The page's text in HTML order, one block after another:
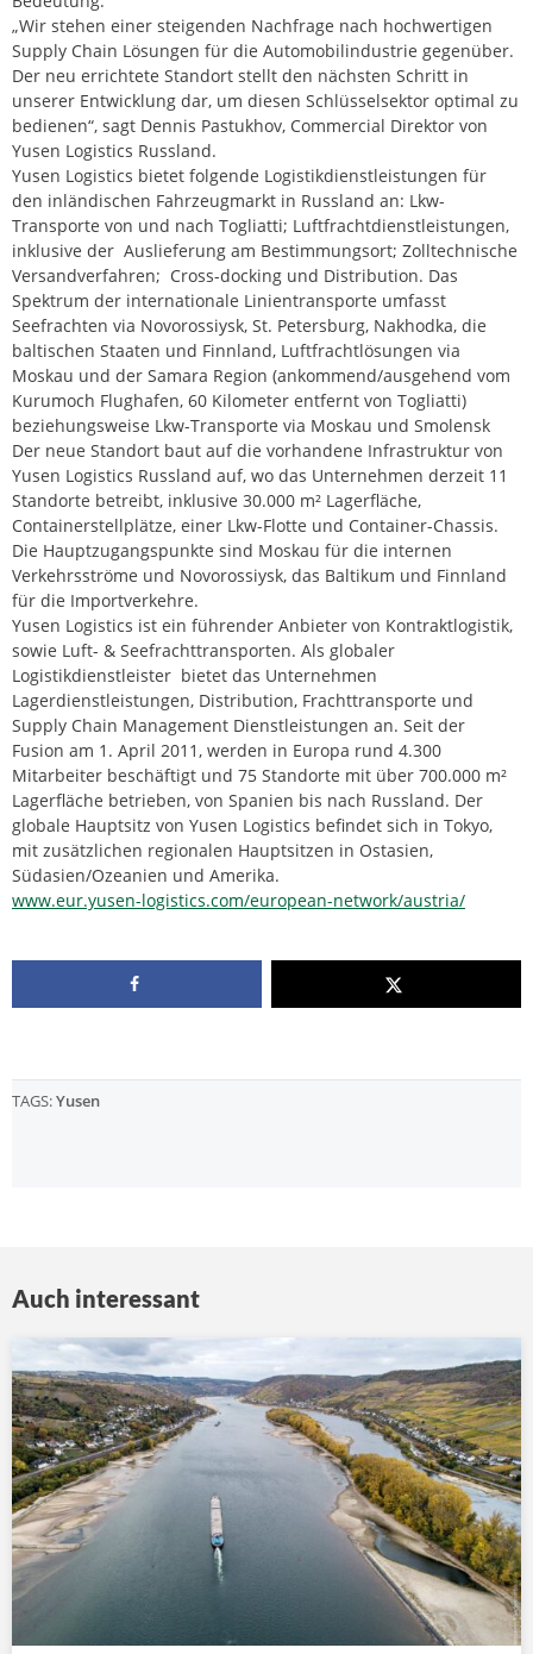
„Wir stehen einer steigenden Nachfrage nach hochwertigen
Supply Chain Lösungen für die Automobilindustrie gegenüber.
Der neu errichtete Standort stellt den nächsten Schritt in
unserer Entwicklung dar, um diesen Schlüsselsektor optimal zu
bedienen“, sagt Dennis Pastukhov, Commercial Direktor von
Yusen Logistics Russland.
Yusen Logistics bietet folgende Logistikdienstleistungen für
den inländischen Fahrzeugmarkt in Russland an: Lkw-
Transporte von und nach Togliatti; Luftfrachtdienstleistungen,
inklusive der Auslieferung am Bestimmungsort; Zolltechnische
Versandverfahren; Cross-docking und Distribution. Das
Spektrum der internationale Linientransporte umfasst
Seefrachten via Novorossiysk, St. Petersburg, Nakhodka, die
baltischen Staaten und Finnland, Luftfrachtlösungen via
Moskau und der Samara Region (ankommend/ausgehend vom
Kurumoch Flughafen, 60 Kilometer entfernt von Togliatti)
beziehungsweise Lkw-Transporte via Moskau und Smolensk
Der neue Standort baut auf die vorhandene Infrastruktur von
Yusen Logistics Russland auf, wo das Unternehmen derzeit 11
Standorte betreibt, inklusive 30.000 m² Lagerfläche,
Containerstellplätze, einer Lkw-Flotte und Container-Chassis.
Die Hauptzugangspunkte sind Moskau für die internen
Verkehrsströme und Novorossiysk, das Baltikum und Finnland
für die Importverkehre.
Yusen Logistics ist ein führender Anbieter von Kontraktlogistik,
sowie Luft- & Seefrachttransporten. Als globaler
Logistikdienstleister bietet das Unternehmen
Lagerdienstleistungen, Distribution, Frachttransporte und
Supply Chain Management Dienstleistungen an. Seit der
Fusion am 1. April 2011, werden in Europa rund 4.300
Mitarbeiter beschäftigt und 75 Standorte mit über 700.000 m²
Lagerfläche betrieben, von Spanien bis nach Russland. Der
globale Hauptsitz von Yusen Logistics befindet sich in Tokyo,
mit zusätzlichen regionalen Hauptsitzen in Ostasien,
Südasien/Ozeanien und Amerika.
www.eur.yusen-logistics.com/european-network/austria/
TAGS:Yusen
Auch interessant